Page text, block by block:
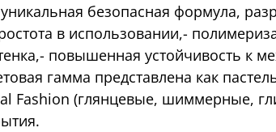
безопасная формула,
в использовании,-
повышенная устойчивость к
гамма представлена как
Fashion (глянцевые, шиммерные,